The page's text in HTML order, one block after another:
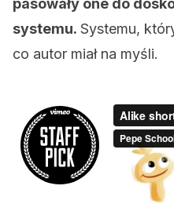
pasowały one do
systemu. Systemu,
co autor miał na myśli.